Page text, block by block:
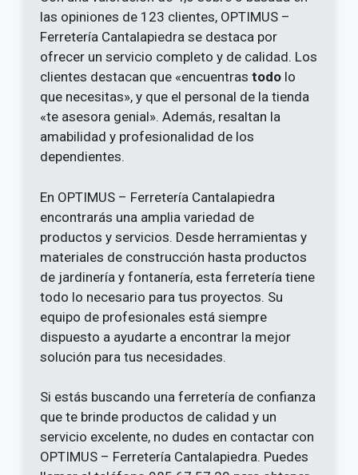
las opiniones de 123 clientes, OPTIMUS –
Ferretería Cantalapiedra se destaca por
ofrecer un servicio completo y de calidad. Los
clientes destacan que «encuentras todo lo
que necesitas», y que el personal de la tienda
«te asesora genial». Además, resaltan la
amabilidad y profesionalidad de los
dependientes.
En OPTIMUS – Ferretería Cantalapiedra
encontrarás una amplia variedad de
productos y servicios. Desde herramientas y
materiales de construcción hasta productos
de jardinería y fontanería, esta ferretería tiene
todo lo necesario para tus proyectos. Su
equipo de profesionales está siempre
dispuesto a ayudarte a encontrar la mejor
solución para tus necesidades.
Si estás buscando una ferretería de confianza
que te brinde productos de calidad y un
servicio excelente, no dudes en contactar con
OPTIMUS – Ferretería Cantalapiedra. Puedes